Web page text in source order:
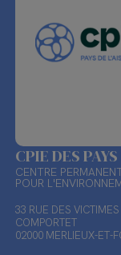
CPIE DES
CENTRE
POUR
33 RUE DES
COMPORTET
02000 MERLIEUX-ET-